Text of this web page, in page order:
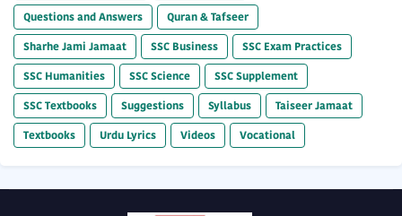
Questions and Answers
Quran & Tafseer
Sharhe Jami Jamaat
SSC Business
SSC Exam Practices
SSC Humanities
SSC Science
SSC Supplement
SSC Textbooks
Suggestions Syllabus
Taiseer Jamaat
Textbooks
Urdu Lyrics Videos Vocational